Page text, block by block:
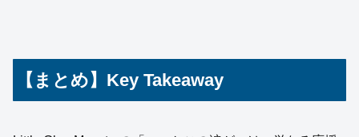
【まとめ】Key Takeaway